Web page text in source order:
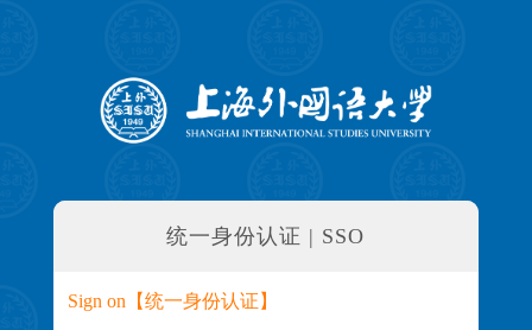
统一身份认证 | SSO
Sign on【统一身份认证 】